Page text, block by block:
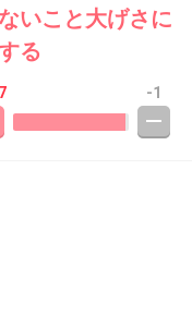
いこと大げさに
る
-1